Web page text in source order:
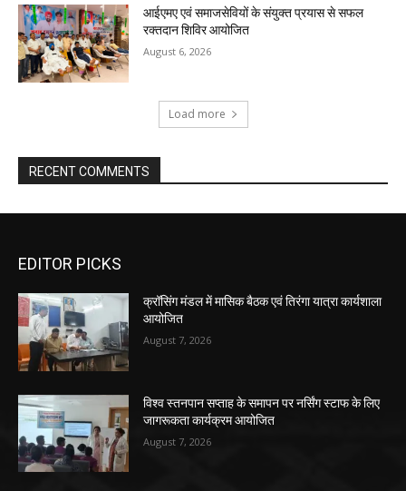
आईएमए एवं समाजसेवियों के संयुक्त प्रयास से सफल
रक्तदान शिविर आयोजित
August 6, 2026
Load more
RECENT COMMENTS
EDITOR PICKS
क्रॉसिंग मंडल में मासिक बैठक एवं तिरंगा यात्रा कार्यशाला
आयोजित
August 7, 2026
विश्व स्तनपान सप्ताह के समापन पर नर्सिंग स्टाफ के लिए
जागरूकता कार्यक्रम आयोजित
August 7, 2026